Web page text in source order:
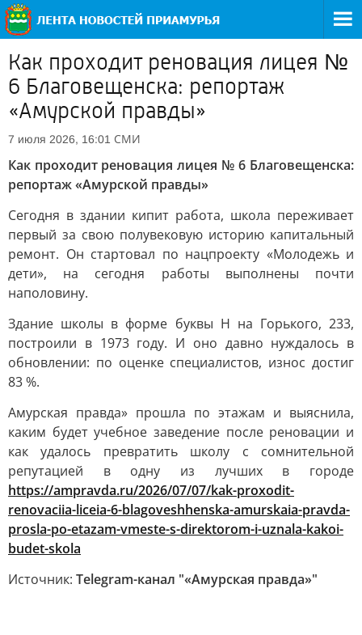
Как проходит реновация лицея №
6 Благовещенска: репортаж
«Амурской правды»
7 июля 2026, 16:01 СМИ
Как проходит реновация лицея № 6 Благовещенска:
репортаж «Амурской правды»
Сегодня в здании кипит работа, школа переживает
первый за свою полувековую историю капитальный
ремонт. Он стартовал по нацпроекту «Молодежь и
дети», на сегодня работы выполнены почти
наполовину.
Здание школы в форме буквы Н на Горького, 233,
построили в 1973 году. И оно давно нуждалось в
обновлении: по оценке специалистов, износ достиг
83 %.
Амурская правда» прошла по этажам и выяснила,
каким будет учебное заведение после реновации и
как удалось превратить школу с сомнительной
репутацией в одну из лучших в городе
https://ampravda.ru/2026/07/07/kak-proxodit-
renovaciia-liceia-6-blagoveshhenska-amurskaia-pravda-
prosla-po-etazam-vmeste-s-direktorom-i-uznala-kakoi-
budet-skola
Источник: Telegram-канал "«Амурская правда»"